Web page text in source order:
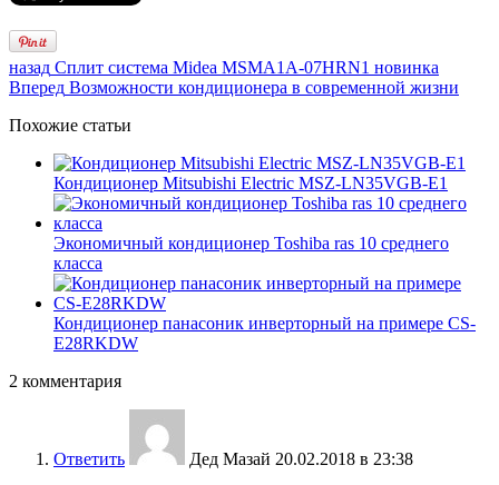
назад Сплит система Midea MSMA1A-07HRN1 новинка
Вперед Возможности кондиционера в современной жизни
Похожие статьи
Кондиционер Mitsubishi Electric MSZ-LN35VGB-E1
Экономичный кондиционер Toshiba ras 10 среднего
класса
Кондиционер панасоник инверторный на примере CS-
E28RKDW
2 комментария
Ответить Дед Мазай 20.02.2018 в 23:38